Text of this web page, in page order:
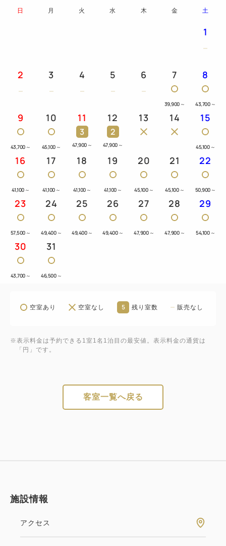
日 月 火 水 木 金 土
1
2 3 4 5 6 7
39,900 ～
8
43,700 ～
9
43,700 ～
10
45,100 ～
11
3
47,900 ～
12
2
47,900 ～
13 14 15
45,100 ～
16
41,100 ～
17
41,100 ～
18
41,100 ～
19
41,100 ～
20
45,100 ～
21
45,100 ～
22
50,900 ～
23
57,500 ～
24
49,400 ～
25
49,400 ～
26
49,400 ～
27
47,900 ～
28
47,900 ～
29
54,100 ～
30
43,700 ～
31
46,500 ～
空室あり 空室なし 5 残り室数 販売なし
※表示料金は予約できる1室1名1泊目の最安値。表示料金の通貨は
「円」です。
客室一覧へ戻る
施設情報
アクセス